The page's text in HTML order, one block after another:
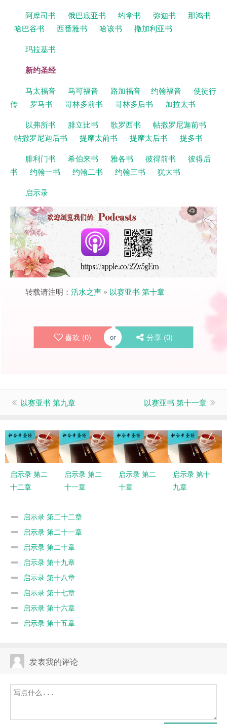
阿摩司书
俄巴底亚书 约拿书 弥迦书
那鸿书
哈巴谷书
西番雅书 哈该书
撒加利亚书
玛拉基书
新约圣经
马太福音 马可福音 路加福音 约翰福音
使徒行
传
罗马书 哥林多前书 哥林多后书
加拉太书
以弗所书
腓立比书 歌罗西书
帖撒罗尼迦前书
帖撒罗尼迦后书
提摩太前书 提摩太后书
提多书
腓利门书
希伯来书 雅各书 彼得前书
彼得后
书
约翰一书 约翰二书 约翰三书
犹大书
启示录
转载请注明： 活水之声 » 以赛亚书 第十章
喜欢 (0) or 分享 (0)
以赛亚书 第九章 以赛亚书 第十一章
启示录 第二
十二章
启示录 第二
十一章
启示录 第二
十章
启示录 第十
九章
启示录 第二十二章
启示录 第二十一章
启示录 第二十章
启示录 第十九章
启示录 第十八章
启示录 第十七章
启示录 第十六章
启示录 第十五章
发表我的评论